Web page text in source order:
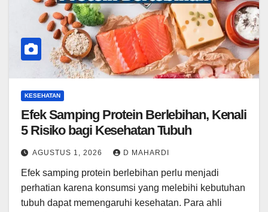
KESEHATAN
Efek Samping Protein Berlebihan, Kenali
5 Risiko bagi Kesehatan Tubuh
AGUSTUS 1, 2026 D MAHARDI
Efek samping protein berlebihan perlu menjadi
perhatian karena konsumsi yang melebihi kebutuhan
tubuh dapat memengaruhi kesehatan. Para ahli